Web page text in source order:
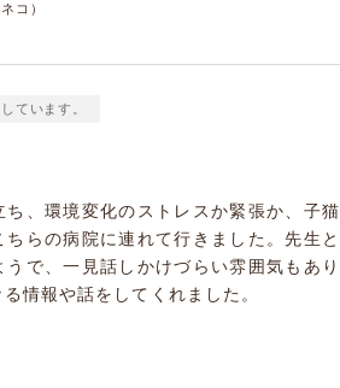
コ）
ています。
、環境変化のストレスか緊張か、子
ちらの病院に連れて行きました。先生
で、一見話しかけづらい雰囲気もあ
情報や話をしてくれました。